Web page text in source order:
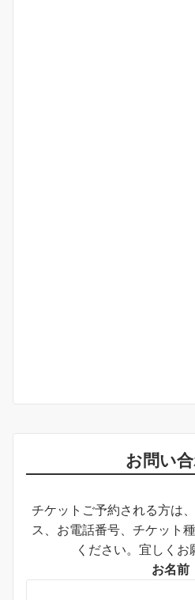
お問い
チケットご予約される方は
ス、お電話番号、チケット
ください。宜しくお
お名前